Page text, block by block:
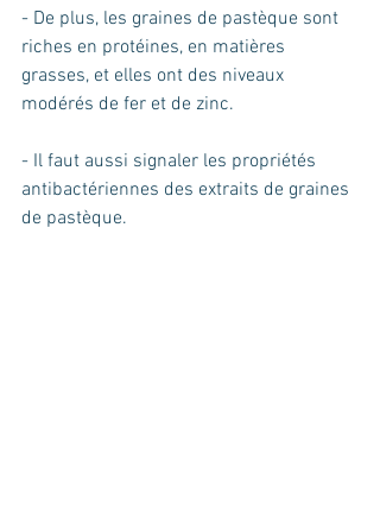
- De plus, les graines de pastèque sont
riches en protéines, en matières
grasses, et elles ont des niveaux
modérés de fer et de zinc.
- Il faut aussi signaler les propriétés
antibactériennes des extraits de graines
de pastèque.